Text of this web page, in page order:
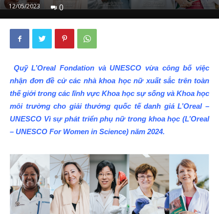
12/05/2023 0
Quỹ L’Oreal Fondation và UNESCO vừa công bố việc
nhận đơn đề cử các nhà khoa học nữ xuất sắc trên toàn
thế giới trong các lĩnh vực Khoa học sự sống và Khoa học
môi trường cho giải thưởng quốc tế danh giá L’Oreal –
UNESCO Vì sự phát triển phụ nữ trong khoa học (L’Oreal
– UNESCO For Women in Science) năm 2024.